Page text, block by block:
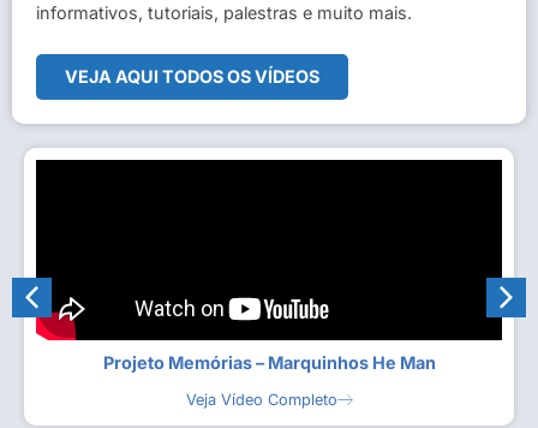
informativos, tutoriais, palestras e muito mais.
VEJA AQUI TODOS OS VÍDEOS
Projeto Memórias – Marquinhos He Man
Veja Vídeo Completo